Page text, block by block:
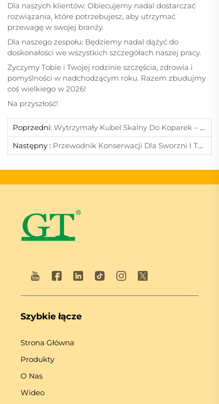
Dla naszych klientów: Obiecujemy nadal dostarczać
rozwiązania, które potrzebujesz, aby utrzymać
przewagę w swojej branży.
Dla naszego zespołu: Będziemy nadal dążyć do
doskonałości we wszystkich szczegółach naszej pracy.
Życzymy Tobie i Twojej rodzinie szczęścia, zdrowia i
pomyślności w nadchodzącym roku. Razem zbudujmy
coś wielkiego w 2026!
Na przyszłość!
Poprzedni: Wytrzymały Kubel Skalny Do Koparek – Wzmocniony Dla Zastosowań Ekstremalnych
Następny : Przewodnik Konserwacji Dla Sworzni I Tulei Wypełnionych Smarem
Szybkie łącze
Strona Główna
Produkty
O Nas
Wideo